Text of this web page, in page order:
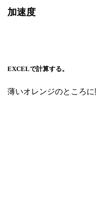
加速度
EXCELで計算する。
薄いオレンジのところに